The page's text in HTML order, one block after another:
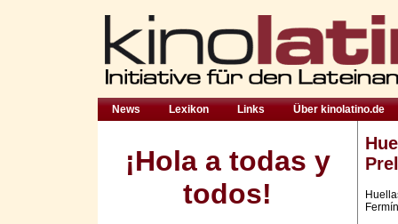
News Lexikon Links Über kinolatino.de
¡Hola a todas y
todos!